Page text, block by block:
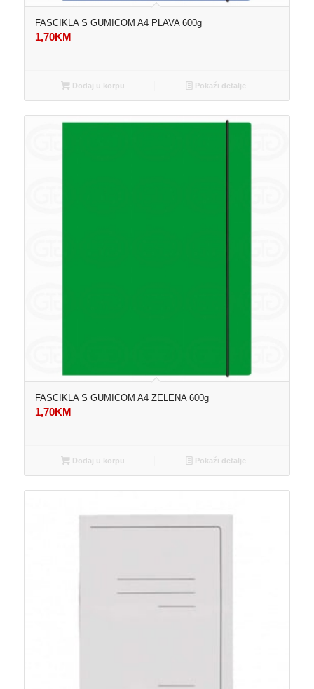
FASCIKLA S GUMICOM A4 PLAVA 600g
1,70KM
Dodaj u korpu Pokaži detalje
FASCIKLA S GUMICOM A4 ZELENA 600g
1,70KM
Dodaj u korpu Pokaži detalje